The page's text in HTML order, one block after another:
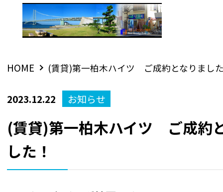
HOME (賃貸)第一柏木ハイツ ご成約となりまし
2023.12.22 お知らせ
(賃貸)第一柏木ハイツ ご成約
した！